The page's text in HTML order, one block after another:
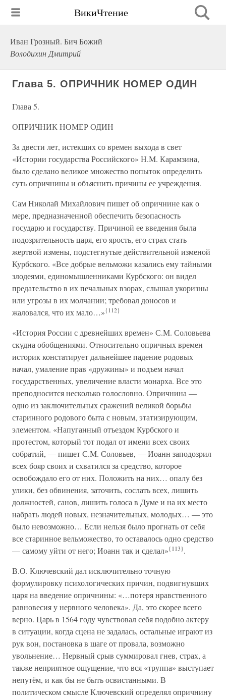
ВикиЧтение
Иван Грозный. Бич Божий
Володихин Дмитрий
Глава 5. ОПРИЧНИК НОМЕР ОДИН
Глава 5.
ОПРИЧНИК НОМЕР ОДИН
За двести лет, истекших со времен выхода в свет
«Истории государства Российского» Н.М. Карамзина,
было сделано великое множество попыток определить
суть опричнины и объяснить причины ее учреждения.
Сам Николай Михайлович пишет об опричнине как о
мере, предназначенной обеспечить безопасность
государю и государству. Причиной ее введения была
подозрительность царя, его ярость, его страх стать
жертвой измены, подстегнутые действительной изменой
Курбского. «Все добрые вельможи казались ему тайными
злодеями, единомышленниками Курбского: он видел
предательство в их печальных взорах, слышал укоризны
или угрозы в их молчании; требовал доносов и
жаловался, что их мало…»{112}
«История России с древнейших времен» С.М. Соловьева
скудна обобщениями. Относительно опричных времен
историк констатирует дальнейшее падение родовых
начал, умаление прав «дружины» и подъем начал
государственных, увеличение власти монарха. Все это
преподносится несколько голословно. Опричнина —
одно из заключительных сражений великой борьбы
старинного родового быта с новым, этатизирующим,
элементом. «Напуганный отъездом Курбского и
протестом, который тот подал от имени всех своих
собратий, — пишет С.М. Соловьев, — Иоанн заподозрил
всех бояр своих и схватился за средство, которое
освобождало его от них. Положить на них… опалу без
улики, без обвинения, заточить, сослать всех, лишить
должностей, санов, лишить голоса в Думе и на их место
набрать людей новых, незначительных, молодых… — это
было невозможно… Если нельзя было прогнать от себя
все старинное вельможество, то оставалось одно средство
— самому уйти от него; Иоанн так и сделал»{113}.
В.О. Ключевский дал исключительно точную
формулировку психологических причин, подвигнувших
царя на введение опричнины: «…потеря нравственного
равновесия у нервного человека». Да, это скорее всего
верно. Царь в 1564 году чувствовал себя подобно актеру
в ситуации, когда сцена не задалась, остальные играют из
рук вон, постановка в шаге от провала, возможно
увольнение… Нервный срыв суммировал гнев, страх, а
также неприятное ощущение, что вся «труппа» выступает
непутём, и как бы не быть освистанными. В
политическом смысле Ключевский определял опричнину